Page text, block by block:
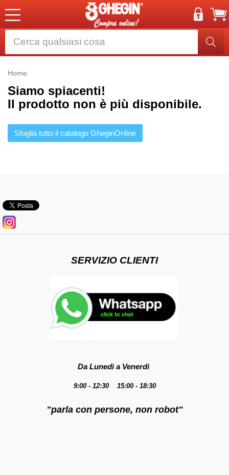
Home
Siamo spiacenti!
Il prodotto non è più disponibile.
Sfoglia tutto il catalogo GheginOnline
SERVIZIO CLIENTI
Da Lunedì a Venerdì
9:00 - 12:30 15:00 - 18:30
"parla con persone, non robot"